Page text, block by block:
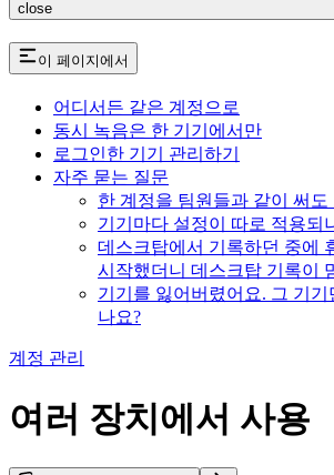
close
이 페이지에서
어디서든 같은 계정으로
동시 녹음은 한 기기에서만
로그인한 기기 관리하기
자주 묻는 질문
한 계정을 팀원들과 같이 써도
기기마다 설정이 따로 적용되
데스크탑에서 기록하던 중에
시작했더니 데스크탑 기록이
기기를 잃어버렸어요. 그 기기
나요?
계정 관리
여러 장치에서 사용